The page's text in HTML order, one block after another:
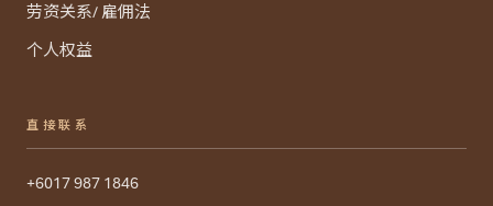
劳资关系/ 雇佣法
个人权益
直接联系
+6017 987 1846